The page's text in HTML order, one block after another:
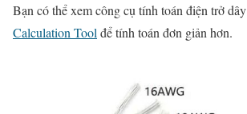
Bạn có thể xem công cụ tính toán điện trở dây
Calculation Tool để tính toán đơn giản hơn.